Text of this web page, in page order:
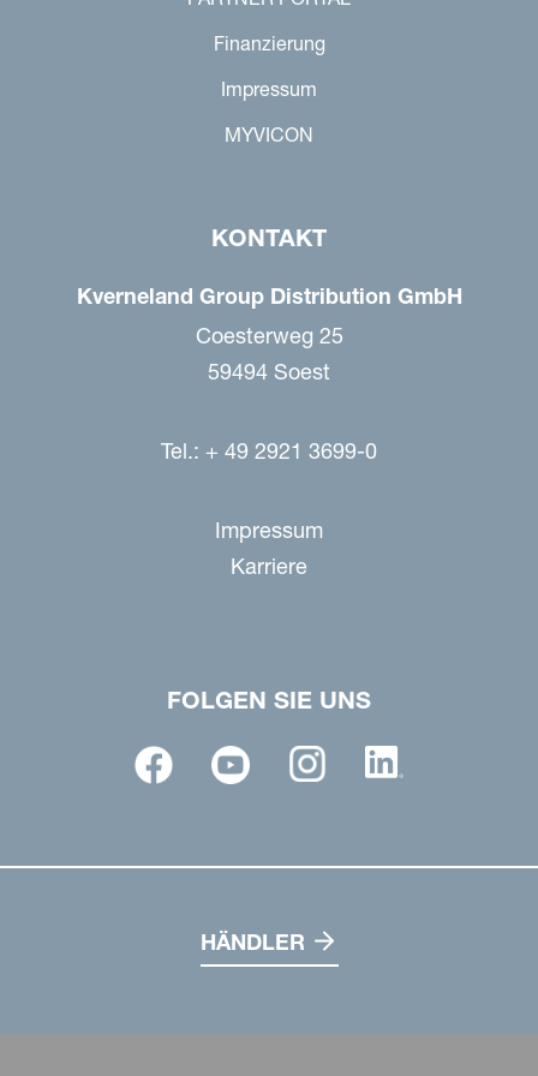
Finanzierung
Impressum
MYVICON
KONTAKT
Kverneland Group Distribution GmbH
Coesterweg 25
59494 Soest
Tel.: + 49 2921 3699-0
Impressum
Karriere
FOLGEN SIE UNS
HÄNDLER